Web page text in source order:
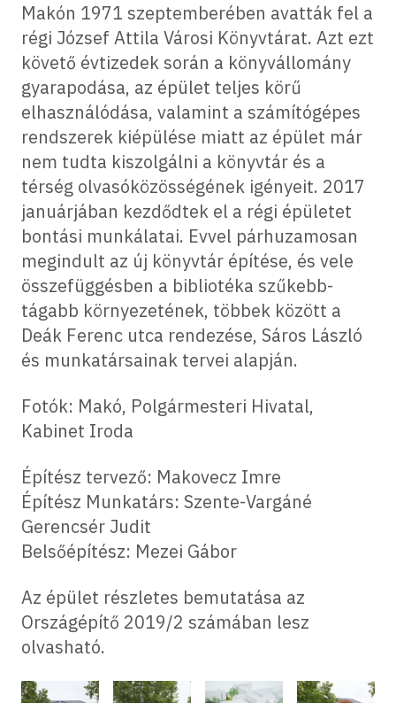
Makón 1971 szeptemberében avatták fel a
régi József Attila Városi Könyvtárat. Azt ezt
követő évtizedek során a könyvállomány
gyarapodása, az épület teljes körű
elhasználódása, valamint a számítógépes
rendszerek kiépülése miatt az épület már
nem tudta kiszolgálni a könyvtár és a
térség olvasóközösségének igényeit. 2017
januárjában kezdődtek el a régi épületet
bontási munkálatai. Evvel párhuzamosan
megindult az új könyvtár építése, és vele
összefüggésben a bibliotéka szűkebb-
tágabb környezetének, többek között a
Deák Ferenc utca rendezése, Sáros László
és munkatársainak tervei alapján.
Fotók: Makó, Polgármesteri Hivatal,
Kabinet Iroda
Építész tervező: Makovecz Imre
Építész Munkatárs: Szente-Vargáné
Gerencsér Judit
Belsőépítész: Mezei Gábor
Az épület részletes bemutatása az
Országépítő 2019/2 számában lesz
olvasható.